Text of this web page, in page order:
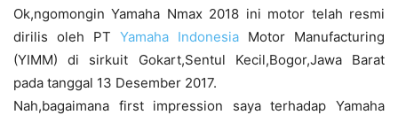
Ok,ngomongin Yamaha Nmax 2018 ini motor telah resmi
dirilis oleh PT Yamaha Indonesia Motor Manufacturing
(YIMM) di sirkuit Gokart,Sentul Kecil,Bogor,Jawa Barat
pada tanggal 13 Desember 2017.
Nah,bagaimana first impression saya terhadap Yamaha